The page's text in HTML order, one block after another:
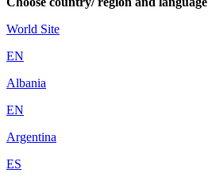
World Site
EN
Albania
EN
Argentina
ES